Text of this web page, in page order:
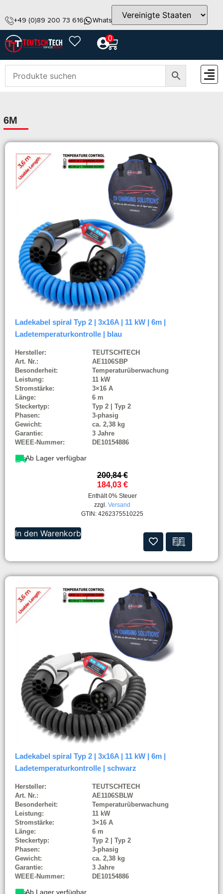
+49 (0)89 200 73 616 WhatsApp info@teutschtech.com
0
6M
Ladekabel spiral Typ 2 | 3x16A | 11 kW | 6m |
Ladetemperaturkontrolle | blau
Hersteller:
TEUTSCHTECH
Art. Nr.:
AE1106SBP
Besonderheit:
Leistung:
Temperaturüberwachung
11 kW
Stromstärke:
Länge:
3×16 A
6 m
Steckertyp:
Phasen:
Typ 2 | Typ 2
3-phasig
Gewicht:
Garantie:
ca. 2,38 kg
3 Jahre
WEEE-Nummer:
DE10154886
Ab Lager verfügbar
200,84€
184,03 €
Enthält 0% Steuer
zzgl. Versand
GTIN: 4262375510225
In den Warenkorb
Ladekabel spiral Typ 2 | 3x16A | 11 kW | 6m |
Ladetemperaturkontrolle | schwarz
Hersteller:
TEUTSCHTECH
Art. Nr.:
AE1106SBLW
Besonderheit:
Leistung:
Temperaturüberwachung
11 kW
Stromstärke:
Länge:
3×16 A
6 m
Steckertyp:
Phasen:
Typ 2 | Typ 2
3-phasig
Gewicht:
Garantie:
ca. 2,38 kg
3 Jahre
WEEE-Nummer:
DE10154886
Ab Lager verfügbar